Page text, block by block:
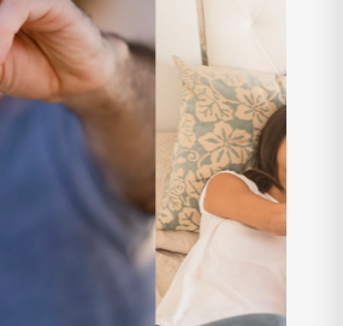
APARTAMENTO
Q 1,559,700
Cuotas desde Q 10,047*
Noa Apartamentos Tipo A
Noa Apartamentos
3 dormitorios
2 baños
2 parqueos